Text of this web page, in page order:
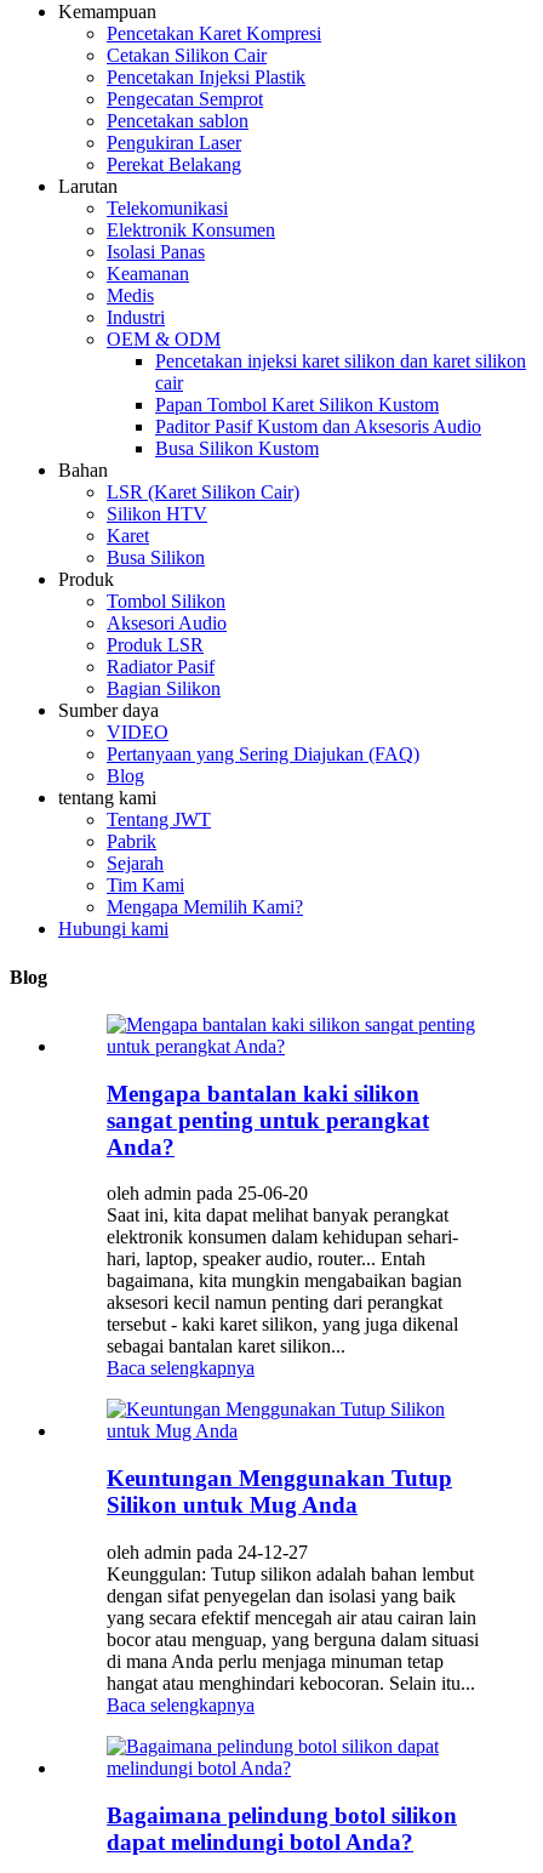
Kemampuan
Pencetakan Karet Kompresi
Cetakan Silikon Cair
Pencetakan Injeksi Plastik
Pengecatan Semprot
Pencetakan sablon
Pengukiran Laser
Perekat Belakang
Larutan
Telekomunikasi
Elektronik Konsumen
Isolasi Panas
Keamanan
Medis
Industri
OEM & ODM
Pencetakan injeksi karet silikon dan karet silikon
cair
Papan Tombol Karet Silikon Kustom
Paditor Pasif Kustom dan Aksesoris Audio
Busa Silikon Kustom
Bahan
LSR (Karet Silikon Cair)
Silikon HTV
Karet
Busa Silikon
Produk
Tombol Silikon
Aksesori Audio
Produk LSR
Radiator Pasif
Bagian Silikon
Sumber daya
VIDEO
Pertanyaan yang Sering Diajukan (FAQ)
Blog
tentang kami
Tentang JWT
Pabrik
Sejarah
Tim Kami
Mengapa Memilih Kami?
Hubungi kami
Blog
Mengapa bantalan kaki silikon
sangat penting untuk perangkat
Anda?
oleh admin pada 25-06-20
Saat ini, kita dapat melihat banyak perangkat
elektronik konsumen dalam kehidupan sehari-
hari, laptop, speaker audio, router... Entah
bagaimana, kita mungkin mengabaikan bagian
aksesori kecil namun penting dari perangkat
tersebut - kaki karet silikon, yang juga dikenal
sebagai bantalan karet silikon...
Baca selengkapnya
Keuntungan Menggunakan Tutup
Silikon untuk Mug Anda
oleh admin pada 24-12-27
Keunggulan: Tutup silikon adalah bahan lembut
dengan sifat penyegelan dan isolasi yang baik
yang secara efektif mencegah air atau cairan lain
bocor atau menguap, yang berguna dalam situasi
di mana Anda perlu menjaga minuman tetap
hangat atau menghindari kebocoran. Selain itu...
Baca selengkapnya
Bagaimana pelindung botol silikon
dapat melindungi botol Anda?